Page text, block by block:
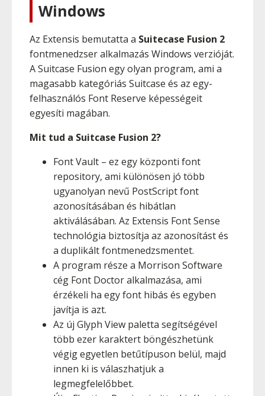
Windows
Az Extensis bemutatta a Suitecase Fusion 2
fontmenedzser alkalmazás Windows verzióját.
A Suitcase Fusion egy olyan program, ami a
magasabb kategóriás Suitcase és az egy-
felhasználós Font Reserve képességeit
egyesíti magában.
Mit tud a Suitcase Fusion 2?
Font Vault – ez egy központi font
repository, ami különösen jó több
ugyanolyan nevű PostScript font
azonosításában és hibátlan
aktiválásában. Az Extensis Font Sense
technológia biztosítja az azonosítást és
a duplikált fontmenedzsmentet.
A program része a Morrison Software
cég Font Doctor alkalmazása, ami
érzékeli ha egy font hibás és egyben
javítja is azt.
Az új Glyph View paletta segítségével
több ezer karaktert böngészhetünk
végig egyetlen betűtípuson belül, majd
innen ki is válaszhatjuk a
legmegfelelőbbet.